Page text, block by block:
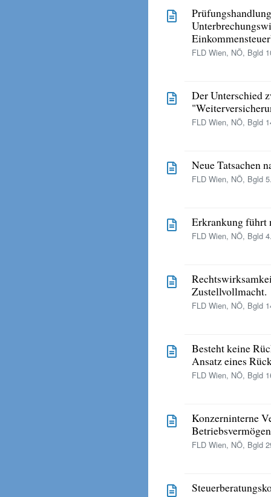
FLD Wien, NÖ, Bgld
Der Unterschied
FLD Wien, NÖ, Bgld
Neue Tatsachen
FLD Wien, NÖ, Bgld
Erkrankung führt
FLD Wien, NÖ, Bgld
Zustellvollmacht.
FLD Wien, NÖ, Bgld
Besteht keine
Ansatz eines
FLD Wien, NÖ, Bgld
Konzerninterne
FLD Wien, NÖ, Bgld